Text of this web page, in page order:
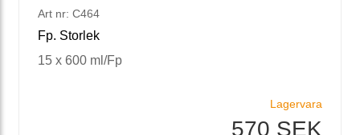
Art nr: C464
Fp. Storlek
15 x 600 ml/Fp
Lagervara
570 SEK